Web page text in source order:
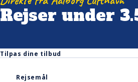
Rejser under
Tilpas dine tilbud
Rejsemål